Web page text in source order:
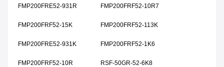
FMP200FRE52-931R FMP200FRF52-10R7
FMP200FRF52-15K FMP200FRF52-113K
FMP200FRE52-931K FMP200FRF52-1K6
FMP200FRF52-10R RSF-50GR-52-6K8